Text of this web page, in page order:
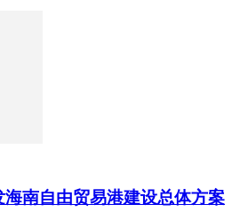
南自由贸易港建设总体方案